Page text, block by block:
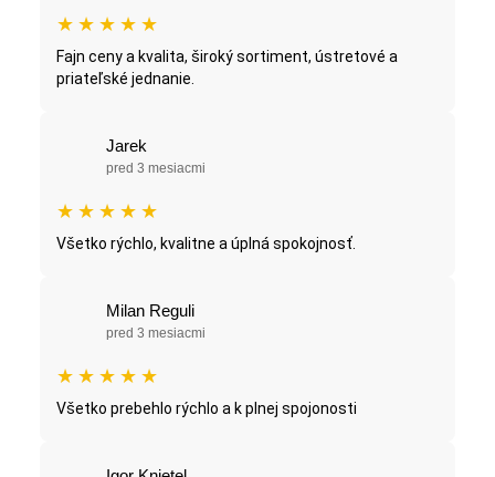
★ ★ ★ ★ ★
Fajn ceny a kvalita, široký sortiment, ústretové a
priateľské jednanie.
Jarek
pred 3 mesiacmi
★ ★ ★ ★ ★
Všetko rýchlo, kvalitne a úplná spokojnosť.
Milan Reguli
pred 3 mesiacmi
★ ★ ★ ★ ★
Všetko prebehlo rýchlo a k plnej spojonosti